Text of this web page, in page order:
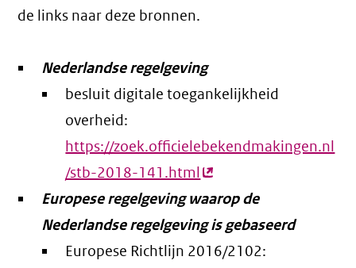
de links naar deze bronnen.
Nederlandse regelgeving
besluit digitale toegankelijkheid
overheid:
https://zoek.officielebekendmakingen.nl
/stb-2018-141.html(externe
link)
Europese regelgeving waarop de
Nederlandse regelgeving is gebaseerd
Europese Richtlijn 2016/2102: